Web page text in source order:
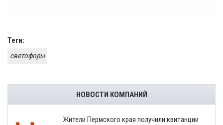
Теги:
светофоры
НОВОСТИ КОМПАНИЙ
​Жители Пермского края получили квитанции